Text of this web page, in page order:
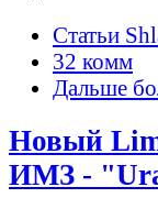
Статьи
32 комм
Дальше
Новый
ИМЗ -